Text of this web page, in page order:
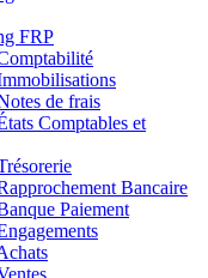
FRP
de frais
Comptables et
Bancaire
Paiement